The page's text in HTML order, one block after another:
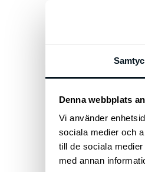
Denna webbplats
Vi använder
sociala medier och
till de sociala
med annan